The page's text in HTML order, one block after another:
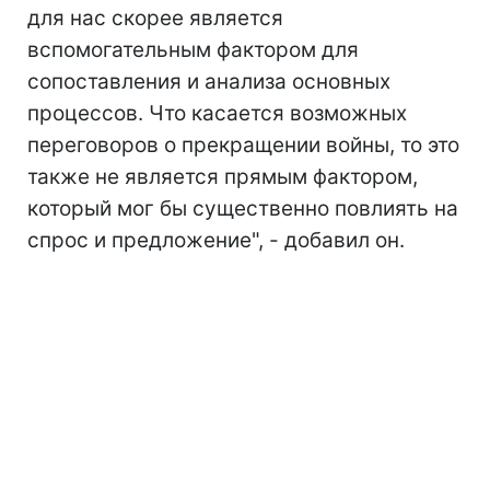
для нас скорее является
вспомогательным фактором для
сопоставления и анализа основных
процессов. Что касается возможных
переговоров о прекращении войны, то это
также не является прямым фактором,
который мог бы существенно повлиять на
спрос и предложение", - добавил он.